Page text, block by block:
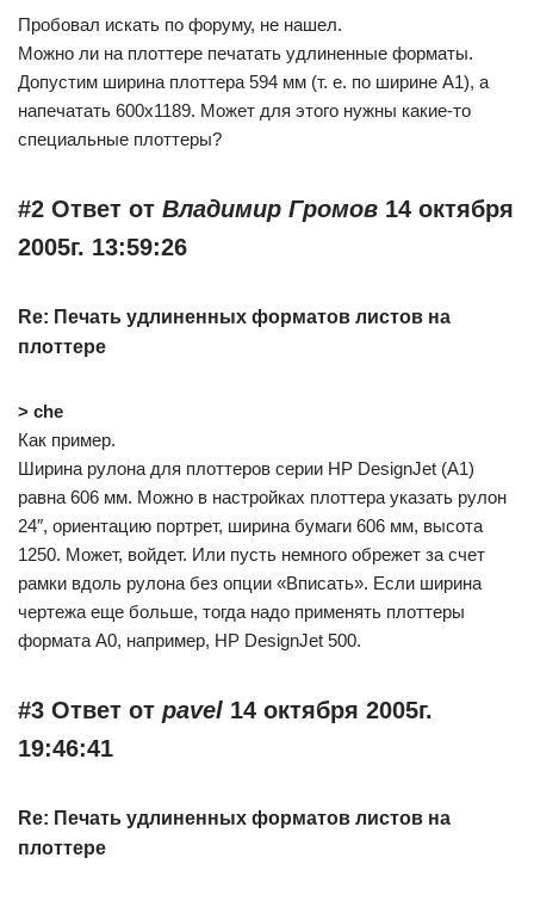
Пробовал искать по форуму, не нашел.
Можно ли на плоттере печатать удлиненные форматы.
Допустим ширина плоттера 594 мм (т. е. по ширине А1), а
напечатать 600х1189. Может для этого нужны какие-то
специальные плоттеры?
#2 Ответ от Владимир Громов 14 октября
2005г. 13:59:26
Re: Печать удлиненных форматов листов на
плоттере
> che
Как пример.
Ширина рулона для плоттеров серии HP DesignJet (A1)
равна 606 мм. Можно в настройках плоттера указать рулон
24″, ориентацию портрет, ширина бумаги 606 мм, высота
1250. Может, войдет. Или пусть немного обрежет за счет
рамки вдоль рулона без опции «Вписать». Если ширина
чертежа еще больше, тогда надо применять плоттеры
формата А0, например, HP DesignJet 500.
#3 Ответ от pavel 14 октября 2005г.
19:46:41
Re: Печать удлиненных форматов листов на
плоттере